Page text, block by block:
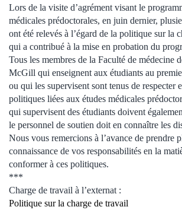
Lors de la visite d’agrément visant le
médicales prédoctorales, en juin dernier,
ont été relevés à l’égard de la politique sur la
qui a contribué à la mise en probation du
Tous les membres de la Faculté de médecine
McGill qui enseignent aux étudiants au
ou qui les supervisent sont tenus de respecter
politiques liées aux études médicales
qui supervisent des étudiants doivent
le personnel de soutien doit en connaître les
Nous vous remercions à l’avance de prendre
connaissance de vos responsabilités en la
conformer à ces politiques.
***
Charge de travail à l’externat :
Politique sur la charge de travail